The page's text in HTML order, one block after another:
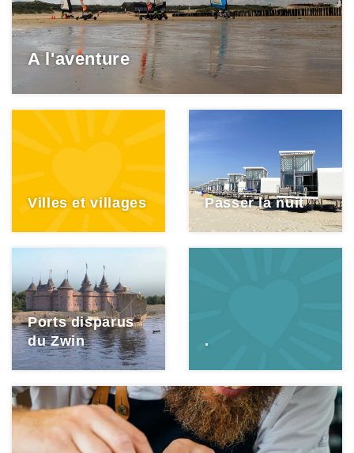
A l'aventure
Villes et villages Passer la nuit
Ports disparus
du Zwin
.